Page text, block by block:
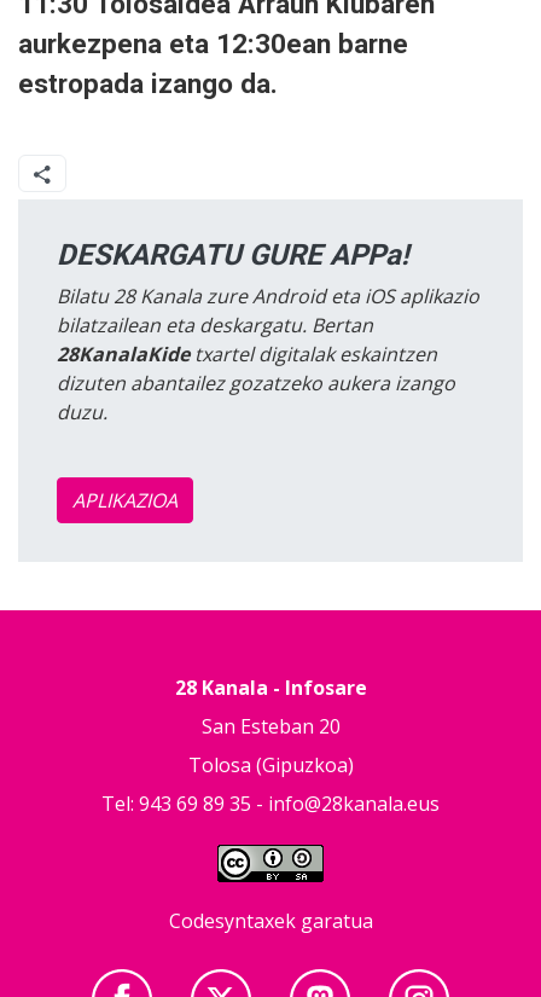
aurkezpena eta 12:30ean barne
estropada izango da.
DESKARGATU GURE APPa!
Bilatu 28 Kanala zure Android eta iOS aplikazio
bilatzailean eta deskargatu. Bertan
28KanalaKidetxartel digitalak eskaintzen
dizuten abantailez gozatzeko aukera izango
duzu.
APLIKAZIOA
28 Kanala - Infosare
San Esteban 20
Tolosa (Gipuzkoa)
Tel: 943 69 89 35 - info@28kanala.eus
Codesyntaxek garatua